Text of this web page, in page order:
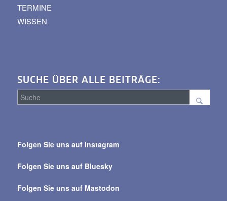
TERMINE
WISSEN
SUCHE ÜBER ALLE BEITRÄGE:
alle
Folgen Sie uns auf Instagram
Folgen Sie uns auf Bluesky
Folgen Sie uns auf Mastodon